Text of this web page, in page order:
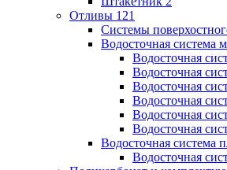
Отливы 121
Системы
Водосточная система
Водосточная
Водосточная
Водосточная
Водосточная
Водосточная
Водосточная
Водосточная система
Водосточная